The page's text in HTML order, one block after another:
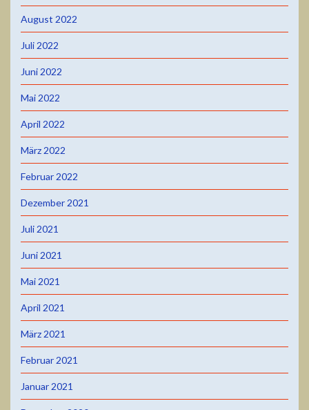
August 2022
Juli 2022
Juni 2022
Mai 2022
April 2022
März 2022
Februar 2022
Dezember 2021
Juli 2021
Juni 2021
Mai 2021
April 2021
März 2021
Februar 2021
Januar 2021